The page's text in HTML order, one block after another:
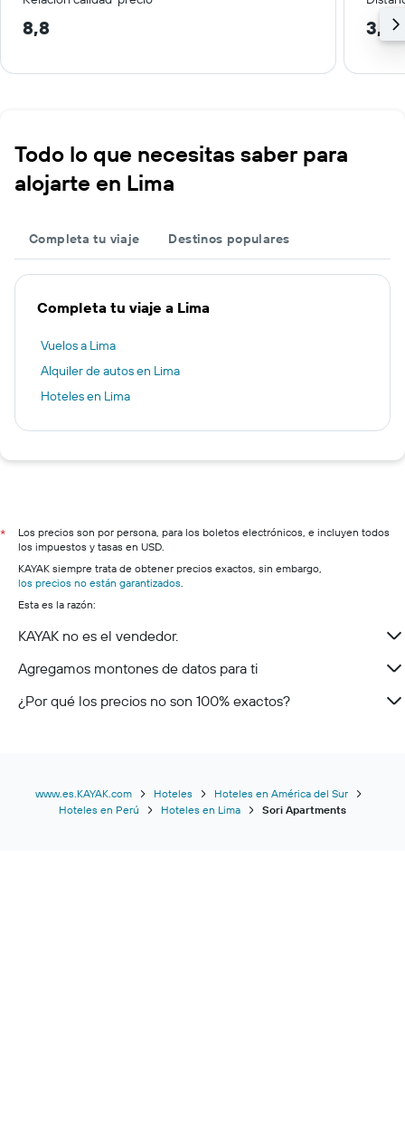
8,8 3,7
Todo lo que necesitas saber para
alojarte en Lima
Completa tu viaje Destinos populares
Completa tu viaje a Lima
Vuelos a Lima
Alquiler de autos en Lima
Hoteles en Lima
*
Los precios son por persona, para los boletos electrónicos, e incluyen todos
los impuestos y tasas en USD.
KAYAK siempre trata de obtener precios exactos, sin embargo,
los precios no están garantizados.
Esta es la razón:
KAYAK no es el vendedor.
Agregamos montones de datos para ti
¿Por qué los precios no son 100% exactos?
www.es.KAYAK.com Hoteles
Hoteles en América del Sur
Hoteles en Perú
Hoteles en Lima Sori Apartments